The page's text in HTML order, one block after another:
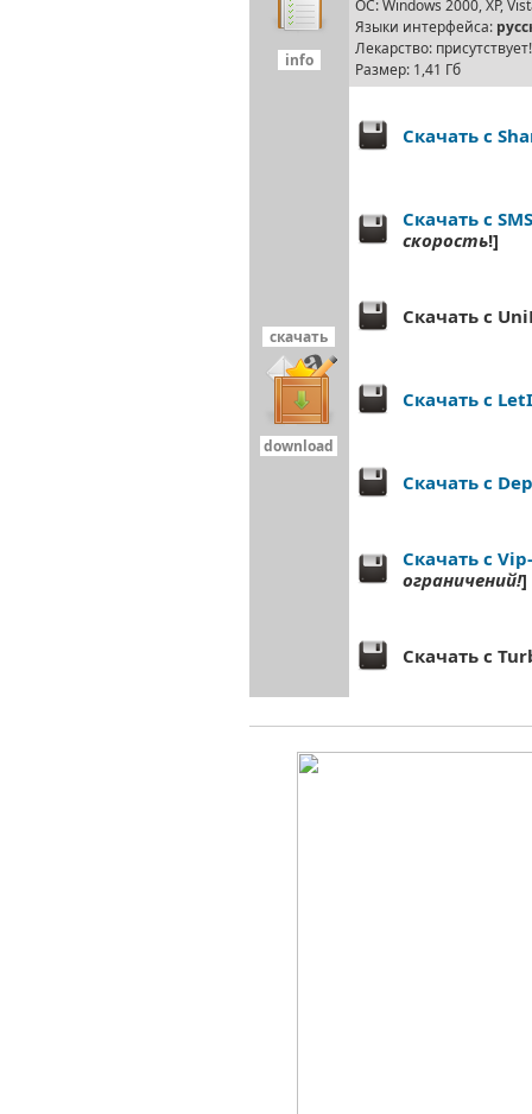
info
ОС: Windows 2000, XP,
Языки интерфейса:
Лекарство: присутствует!
Размер: 1,41 Гб
скачать
download
Скачать с
Скачать с
скорость!]
Скачать с
Скачать с
Скачать с
Скачать с
ограничений!]
Скачать с